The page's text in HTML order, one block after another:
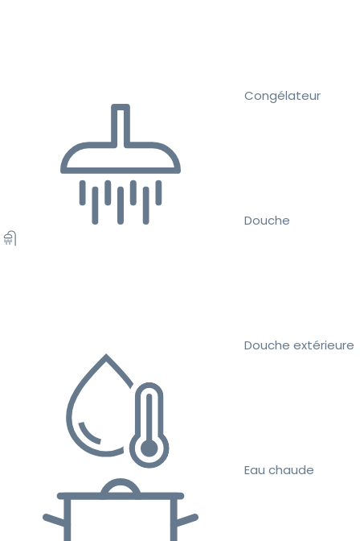
Congélateur
Douche
Douche extérieure
Eau chaude